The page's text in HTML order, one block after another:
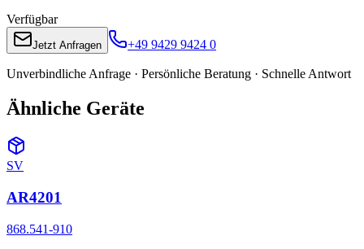
Verfügbar
Jetzt Anfragen +49 9429 9424 0
Unverbindliche Anfrage · Persönliche Beratung · Schnelle Antwort
Ähnliche Geräte
SV
AR4201
868.541-910